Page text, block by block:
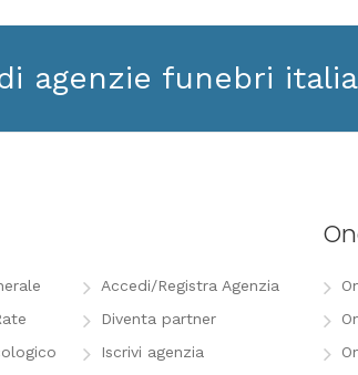
agenzie funebri
Accedi/Registra Agenzia
Diventa partner
Iscrivi agenzia